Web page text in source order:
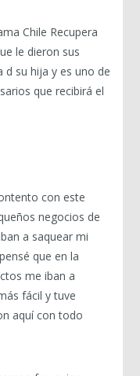
Chile Recupera
le dieron sus
d su hija y es uno de
que recibirá el
con este
negocios de
a saquear mi
que en la
me iban a
fácil y tuve
aquí con todo